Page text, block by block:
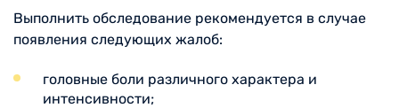
Выполнить обследование рекомендуется в случае
появления следующих жалоб:
головные боли различного характера и
интенсивности;